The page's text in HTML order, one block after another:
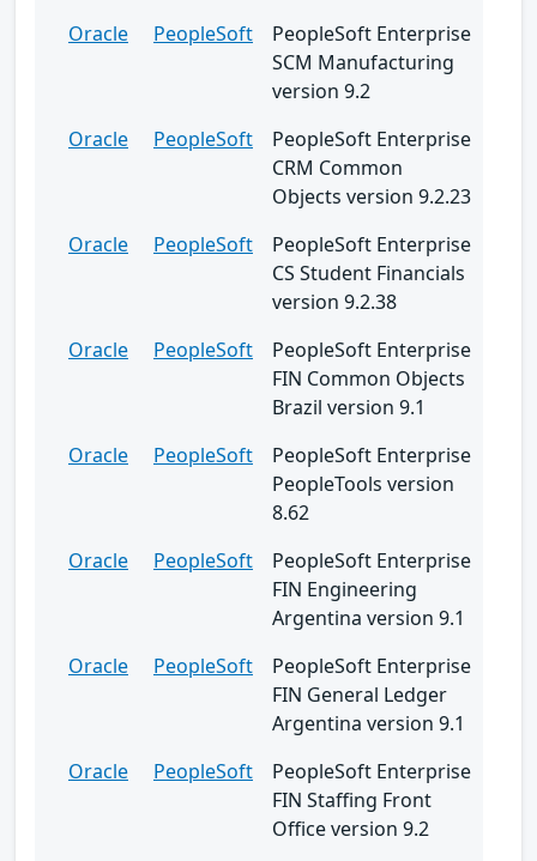
Oracle
PeopleSoft
PeopleSoft Enterprise
SCM Manufacturing
version 9.2
Oracle
PeopleSoft
PeopleSoft Enterprise
CRM Common
Objects version 9.2.23
Oracle
PeopleSoft
PeopleSoft Enterprise
CS Student Financials
version 9.2.38
Oracle
PeopleSoft
PeopleSoft Enterprise
FIN Common Objects
Brazil version 9.1
Oracle
PeopleSoft
PeopleSoft Enterprise
PeopleTools version
8.62
Oracle
PeopleSoft
PeopleSoft Enterprise
FIN Engineering
Argentina version 9.1
Oracle
PeopleSoft
PeopleSoft Enterprise
FIN General Ledger
Argentina version 9.1
Oracle
PeopleSoft
PeopleSoft Enterprise
FIN Staffing Front
Office version 9.2